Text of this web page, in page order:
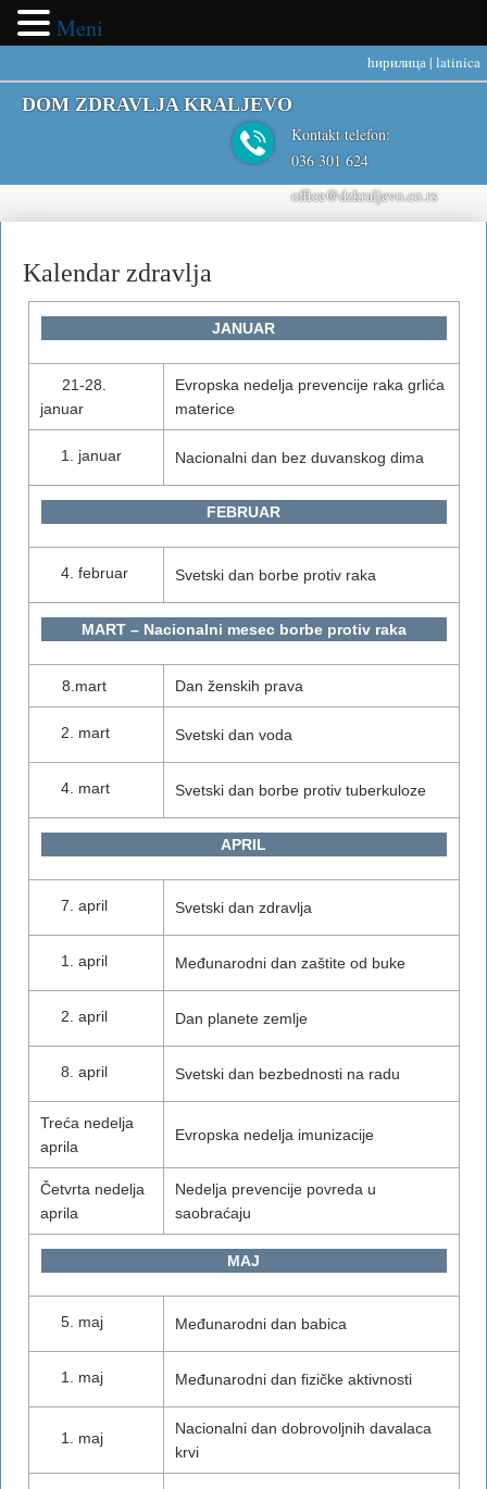
ћирилица | latinica
DOM ZDRAVLJA KRALJEVO
Kontakt telefon:
036 301 624
office@dzkraljevo.co.rs
Kalendar zdravlja
JANUAR
21-28.
januar
Evropska nedelja prevencije raka grlića
materice
januar Nacionalni dan bez duvanskog dima
FEBRUAR
februar Svetski dan borbe protiv raka
MART – Nacionalni mesec borbe protiv raka
8.mart Dan ženskih prava
mart Svetski dan voda
mart Svetski dan borbe protiv tuberkuloze
APRIL
april Svetski dan zdravlja
april Međunarodni dan zaštite od buke
april Dan planete zemlje
april Svetski dan bezbednosti na radu
Treća nedelja
aprila
Evropska nedelja imunizacije
Četvrta nedelja
aprila
Nedelja prevencije povreda u
saobraćaju
MAJ
maj Međunarodni dan babica
maj Međunarodni dan fizičke aktivnosti
maj
Nacionalni dan dobrovoljnih davalaca
krvi
Meni